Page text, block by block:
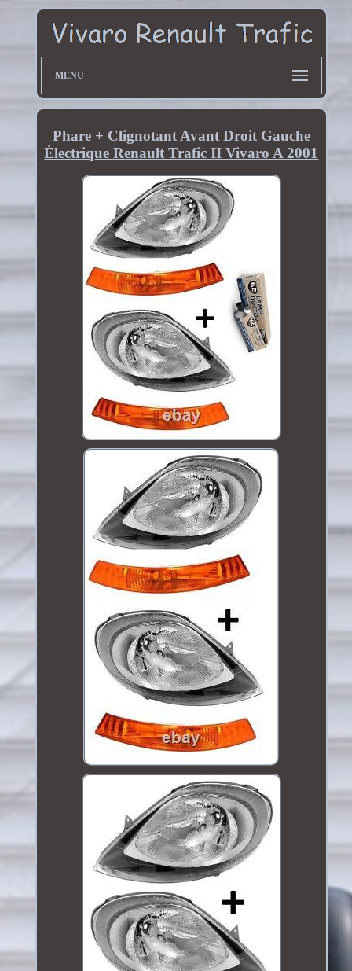
MENU
Phare + Clignotant Avant Droit Gauche
Électrique Renault Trafic II Vivaro A 2001